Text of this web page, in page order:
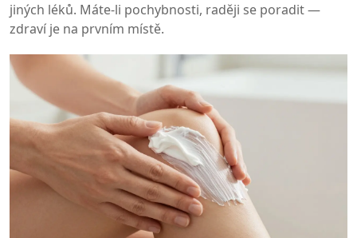
jiných léků. Máte-li pochybnosti, raději se poradit —
zdraví je na prvním místě.